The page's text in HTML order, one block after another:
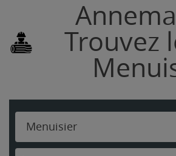
Trouvez
Menuisier